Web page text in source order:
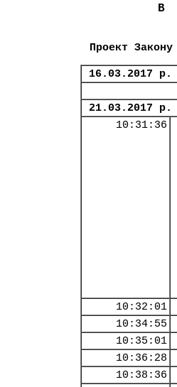
Проект
16.03.2017 р.
21.03.2017 р.
10:31:36
10:32:01
10:34:55
10:35:01
10:36:28
10:38:36